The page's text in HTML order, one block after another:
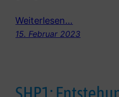
Weiterlesen…
15. Februar 2023